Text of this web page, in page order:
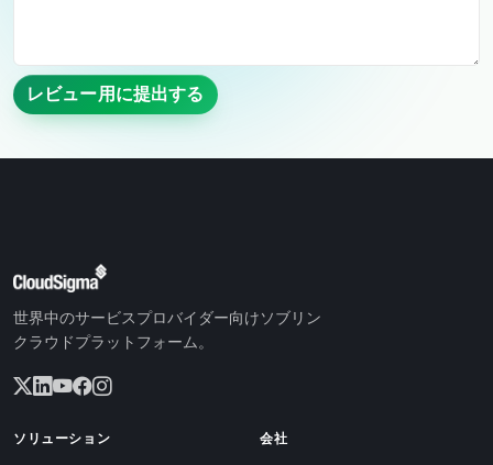
レビュー用に提出する
世界中のサービスプロバイダー向けソブリン
クラウドプラットフォーム。
ソリューション 会社